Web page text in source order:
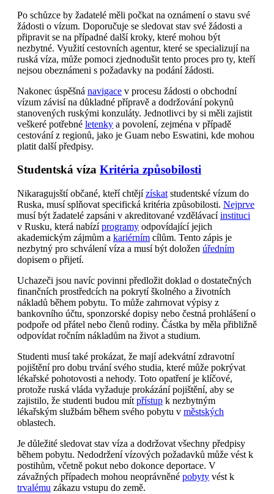
Po schůzce by žadatelé měli počkat na oznámení o stavu své
žádosti o vízum. Doporučuje se sledovat stav své žádosti a
připravit se na případné další kroky, které mohou být
nezbytné. Využití cestovních agentur, které se specializují na
ruská víza, může pomoci zjednodušit tento proces pro ty, kteří
nejsou obeznámeni s požadavky na podání žádosti.
Nakonec úspěšná navigace v procesu žádosti o obchodní
vízum závisí na důkladné přípravě a dodržování pokynů
stanovených ruskými konzuláty. Jednotlivci by si měli zajistit
veškeré potřebné letenky a povolení, zejména v případě
cestování z regionů, jako je Guam nebo Eswatini, kde mohou
platit další předpisy.
Studentská víza Kritéria způsobilosti
Nikaragujsští občané, kteří chtějízískat studentské vízum do
Ruska, musí splňovat specifická kritéria způsobilosti. Nejprve
musí být žadatelé zapsáni v akreditované vzdělávacíinstituci
v Rusku, která nabízíprogramy odpovídající jejich
akademickým zájmům a kariérním cílům. Tento zápis je
nezbytný pro schválení víza a musí být doložen úředním
dopisem o přijetí.
Uchazeči jsou navíc povinni předložit doklad o dostatečných
finančních prostředcích na pokrytí školného a životních
nákladů během pobytu. To může zahrnovat výpisy z
bankovního účtu, sponzorské dopisy nebo čestná prohlášení o
podpoře od přátel nebo členů rodiny. Částka by měla přibližně
odpovídat ročním nákladům na život a studium.
Studenti musí také prokázat, že mají adekvátní zdravotní
pojištění pro dobu trvání svého studia, které může pokrývat
lékařské pohotovosti a nehody. Toto opatření je klíčové,
protože ruská vláda vyžaduje prokázání pojištění, aby se
zajistilo, že studenti budou mít přístup k nezbytným
lékařským službám během svého pobytu v městských
oblastech.
Je důležité sledovat stav víza a dodržovat všechny předpisy
během pobytu. Nedodržení vízových požadavků může vést k
postihům, včetně pokut nebo dokonce deportace. V
závažných případech mohou neoprávněné pobyty vést k
trvalému zákazu vstupu do země.